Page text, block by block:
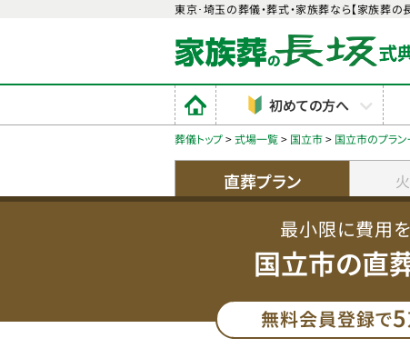
東京･埼玉の葬儀・葬式・家族葬なら【家族葬の
初めての方へ
葬儀トップ>式場一覧> 国立市> 国立市のプラ
直葬プラン
最小限に費用
国立市の直
無料会員登録で5